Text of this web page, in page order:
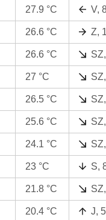
27.9 °C V,
26.6 °C Z,
26.6 °C
27 °C
26.5 °C
25.6 °C
24.1 °C
23 °C S,
21.8 °C
20.4 °C J,